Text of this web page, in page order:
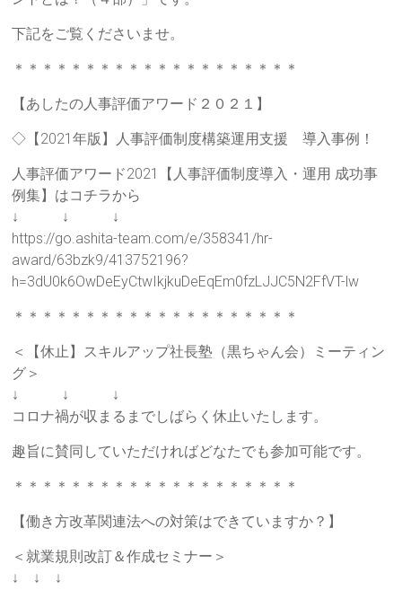
ビ
を
ご
供
ま
す。
下記をご覧くださいませ。
＊＊＊＊＊＊＊＊＊＊＊＊＊＊＊＊＊＊＊＊
【あしたの人事評価アワード２０２１】
◇【2021年版】人事評価制度構築運用支援 導入事例！
人事評価アワード2021【人事評価制度導入・運用 成功事
例集】はコチラから
↓ ↓ ↓
https://go.ashita-team.com/e/358341/hr-
award/63bzk9/413752196?
h=3dU0k6OwDeEyCtwIkjkuDeEqEm0fzLJJC5N2FfVT-lw
＊＊＊＊＊＊＊＊＊＊＊＊＊＊＊＊＊＊＊＊
＜【休止】スキルアップ社長塾（黒ちゃん会）ミーティン
グ＞
↓ ↓ ↓
コロナ禍が収まるまでしばらく休止いたします。
趣旨に賛同していただければどなたでも参加可能です。
＊＊＊＊＊＊＊＊＊＊＊＊＊＊＊＊＊＊＊＊
【働き方改革関連法への対策はできていますか？】
＜就業規則改訂＆作成セミナー＞
↓ ↓ ↓